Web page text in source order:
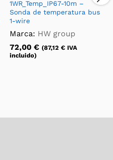
1WR_Temp_IP67-10m –
Sonda de temperatura bus
1-wire
Marca: HW group
72,00 € (87,12 € IVA
incluido)